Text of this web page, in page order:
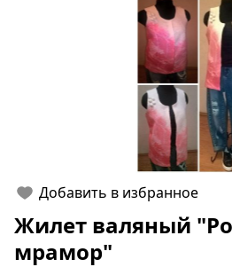
Добавить в избранное
Жилет валяный
мрамор"